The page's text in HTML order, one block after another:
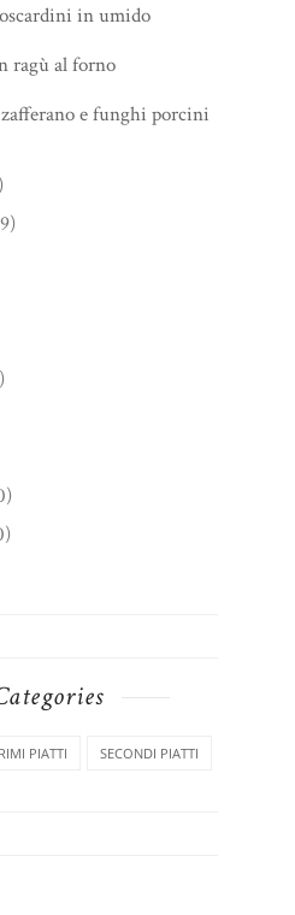
in umido
ragù al forno
e funghi porcini
PIATTI SECONDI PIATTI